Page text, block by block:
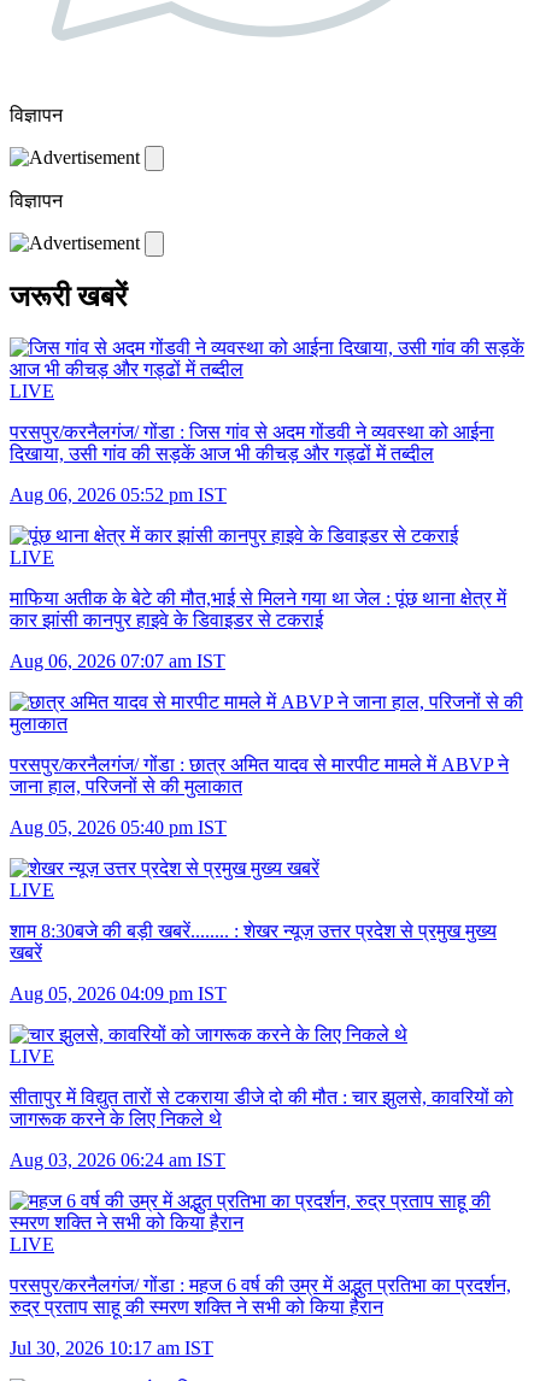
विज्ञापन
विज्ञापन
जरूरी खबरें
LIVE
परसपुर/करनैलगंज/ गोंडा : जिस गांव से अदम गोंडवी ने व्यवस्था को आईना
दिखाया, उसी गांव की सड़कें आज भी कीचड़ और गड्ढों में तब्दील
Aug 06, 2026 05:52 pm IST
LIVE
माफिया अतीक के बेटे की मौत,भाई से मिलने गया था जेल : पूंछ थाना क्षेत्र में
कार झांसी कानपुर हाइवे के डिवाइडर से टकराई
Aug 06, 2026 07:07 am IST
परसपुर/करनैलगंज/ गोंडा : छात्र अमित यादव से मारपीट मामले में ABVP ने
जाना हाल, परिजनों से की मुलाकात
Aug 05, 2026 05:40 pm IST
LIVE
शाम 8:30बजे की बड़ी खबरें........ : शेखर न्यूज़ उत्तर प्रदेश से प्रमुख मुख्य
खबरें
Aug 05, 2026 04:09 pm IST
LIVE
सीतापुर में विद्युत तारों से टकराया डीजे दो की मौत : चार झुलसे, कावरियों को
जागरूक करने के लिए निकले थे
Aug 03, 2026 06:24 am IST
LIVE
परसपुर/करनैलगंज/ गोंडा : महज 6 वर्ष की उम्र में अद्भुत प्रतिभा का प्रदर्शन,
रुद्र प्रताप साहू की स्मरण शक्ति ने सभी को किया हैरान
Jul 30, 2026 10:17 am IST